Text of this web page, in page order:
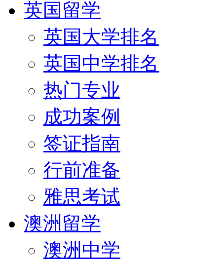
英国留学
英国大学排名
英国中学排名
热门专业
成功案例
签证指南
行前准备
雅思考试
澳洲留学
澳洲中学